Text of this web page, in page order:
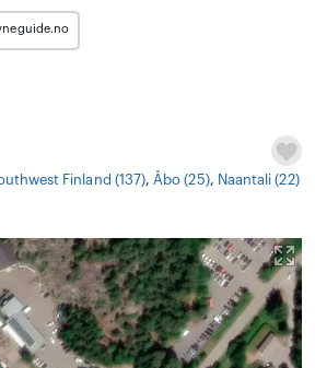
Finland (137), Åbo (25), Naantali (22)